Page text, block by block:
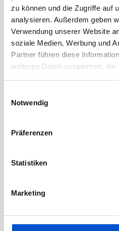
zu können und die Zugriffe auf
analysieren. Außerdem geben
Verwendung unserer Website
soziale Medien, Werbung und
Partner führen diese
weiteren Daten zusammen, die
Notwendig
Präferenzen
Statistiken
Marketing
August 2020
Juli 2020
Juni 2020
April 2020
März 2020
Januar 2020
Juli 2019
Juni 2019